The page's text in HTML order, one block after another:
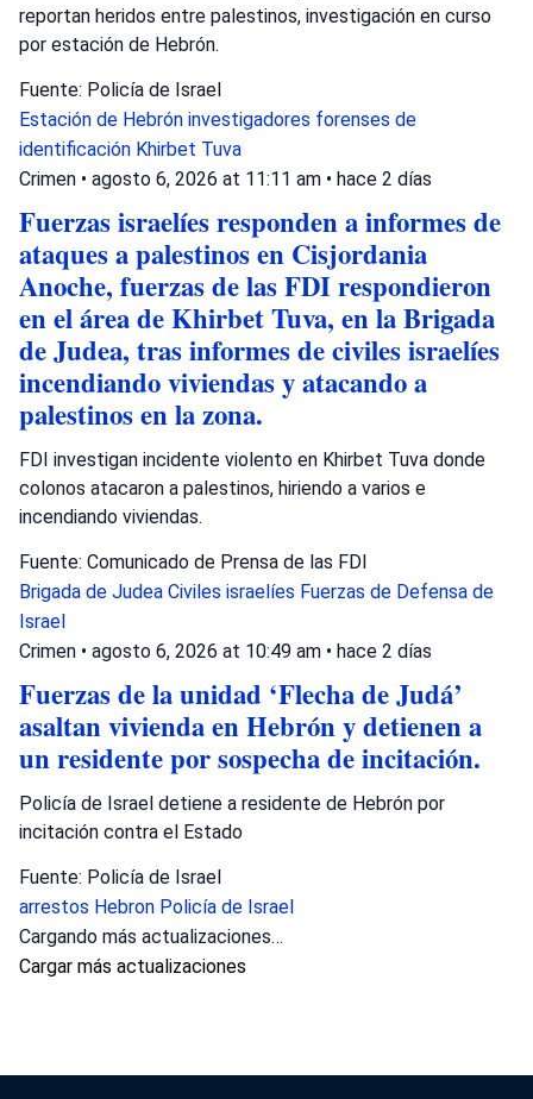
reportan heridos entre palestinos, investigación en curso
por estación de Hebrón.
Fuente: Policía de Israel
Estación de Hebrón investigadores forenses de
identificación Khirbet Tuva
Crimen • agosto 6, 2026 at 11:11 am • hace 2 días
Fuerzas israelíes responden a informes de
ataques a palestinos en Cisjordania
Anoche, fuerzas de las FDI respondieron
en el área de Khirbet Tuva, en la Brigada
de Judea, tras informes de civiles israelíes
incendiando viviendas y atacando a
palestinos en la zona.
FDI investigan incidente violento en Khirbet Tuva donde
colonos atacaron a palestinos, hiriendo a varios e
incendiando viviendas.
Fuente: Comunicado de Prensa de las FDI
Brigada de Judea Civiles israelíes Fuerzas de Defensa de
Israel
Crimen • agosto 6, 2026 at 10:49 am • hace 2 días
Fuerzas de la unidad ‘Flecha de Judá’
asaltan vivienda en Hebrón y detienen a
un residente por sospecha de incitación.
Policía de Israel detiene a residente de Hebrón por
incitación contra el Estado
Fuente: Policía de Israel
arrestos Hebron Policía de Israel
Cargando más actualizaciones…
Cargar más actualizaciones